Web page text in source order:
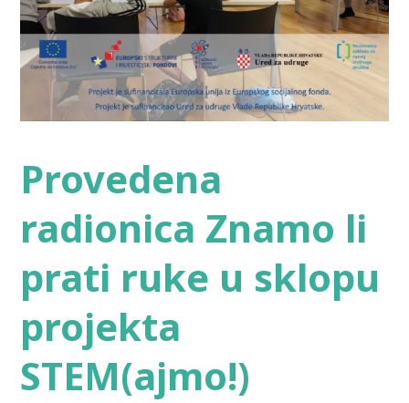
Provedena
radionica Znamo li
prati ruke u sklopu
projekta
STEM(ajmo!)